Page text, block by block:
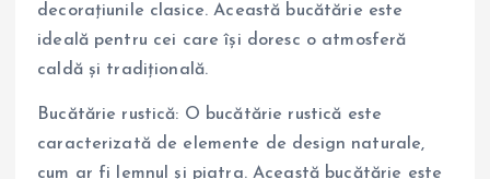
decorațiunile clasice. Această bucătărie este
ideală pentru cei care își doresc o atmosferă
caldă și tradițională.
Bucătărie rustică: O bucătărie rustică este
caracterizată de elemente de design naturale,
cum ar fi lemnul și piatra. Această bucătărie este